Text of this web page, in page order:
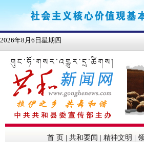
首 页 共和要闻 精神文明